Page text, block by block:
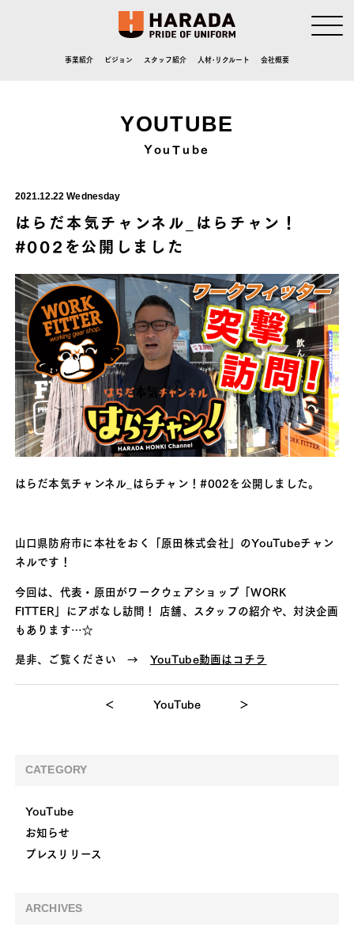
事業紹介 ビジョン スタッフ紹介 人材･リクルート 会社概要
YOUTUBE
YouTube
2021.12.22 Wednesday
はらだ本気チャンネル_はらチャン！
#002を公開しました
はらだ本気チャンネル_はらチャン！#002を公開しました。
山口県防府市に本社をおく「原田株式会社」のYouTubeチャン
ネルです！
今回は、代表・原田がワークウェアショップ「WORK
FITTER」にアポなし訪問！ 店舗、スタッフの紹介や、対決企画
もあります…☆
是非、ご覧ください → YouTube動画はコチラ
＜ YouTube ＞
CATEGORY
YouTube
お知らせ
プレスリリース
ARCHIVES